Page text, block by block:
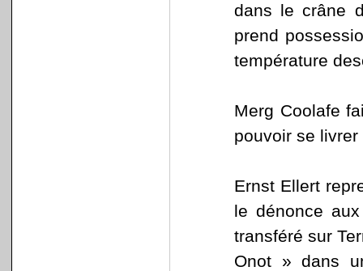
dans le crâne
prend
température
Merg Coolafe
pouvoir se
Ernst Ellert
le dénonce
transféré sur
Onot » dans